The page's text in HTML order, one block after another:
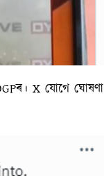
X যোগে ঘোষণা